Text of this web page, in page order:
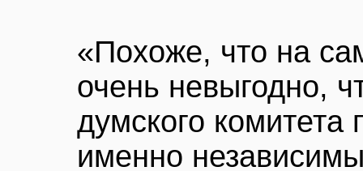
«Похоже, что на
очень невыгодно,
думского
именно